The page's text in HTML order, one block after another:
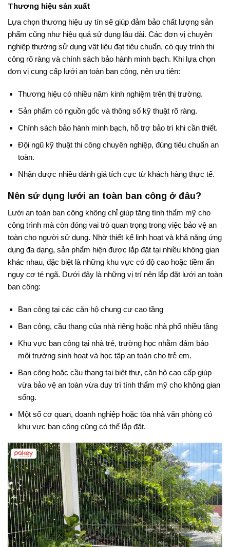
Thương hiệu sản xuất
Lựa chọn thương hiệu uy tín sẽ giúp đảm bảo chất lượng sản
phẩm cũng như hiệu quả sử dụng lâu dài. Các đơn vị chuyên
nghiệp thường sử dụng vật liệu đạt tiêu chuẩn, có quy trình thi
công rõ ràng và chính sách bảo hành minh bạch. Khi lựa chọn
đơn vị cung cấp lưới an toàn ban công, nên ưu tiên:
Thương hiệu có nhiều năm kinh nghiệm trên thị trường.
Sản phẩm có nguồn gốc và thông số kỹ thuật rõ ràng.
Chính sách bảo hành minh bạch, hỗ trợ bảo trì khi cần thiết.
Đội ngũ kỹ thuật thi công chuyên nghiệp, đúng tiêu chuẩn an
toàn.
Nhận được nhiều đánh giá tích cực từ khách hàng thực tế.
Nên sử dụng lưới an toàn ban công ở đâu?
Lưới an toàn ban công không chỉ giúp tăng tính thẩm mỹ cho
công trình mà còn đóng vai trò quan trọng trong việc bảo vệ an
toàn cho người sử dụng. Nhờ thiết kế linh hoạt và khả năng ứng
dụng đa dạng, sản phẩm hiện được lắp đặt tại nhiều không gian
khác nhau, đặc biệt là những khu vực có độ cao hoặc tiềm ẩn
nguy cơ té ngã. Dưới đây là những vị trí nên lắp đặt lưới an toàn
ban công:
Ban công tại các căn hộ chung cư cao tầng
Ban công, cầu thang của nhà riêng hoặc nhà phố nhiều tầng
Khu vực ban công tại nhà trẻ, trường học nhằm đảm bảo
môi trường sinh hoạt và học tập an toàn cho trẻ em.
Ban công hoặc cầu thang tại biệt thự, căn hộ cao cấp giúp
vừa bảo vệ an toàn vừa duy trì tính thẩm mỹ cho không gian
sống.
Một số cơ quan, doanh nghiệp hoặc tòa nhà văn phòng có
khu vực ban công cũng có thể lắp đặt.